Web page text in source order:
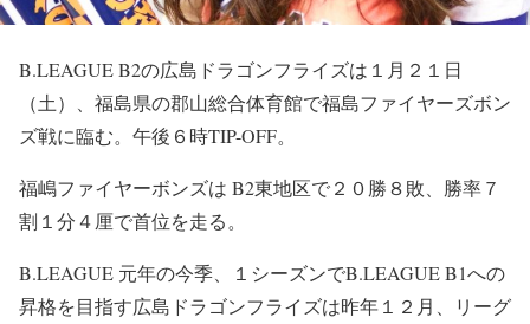
B.LEAGUE B2の広島ドラゴンフライズは１月２１日
（土）、福島県の郡山総合体育館で福島ファイヤーズボン
ズ戦に臨む。午後６時TIP-OFF。
福嶋ファイヤーボンズは B2東地区で２０勝８敗、勝率７
割１分４厘で首位を走る。
B.LEAGUE 元年の今季、１シーズンでB.LEAGUE B1への
昇格を目指す広島ドラゴンフライズは昨年１２月、リーグ